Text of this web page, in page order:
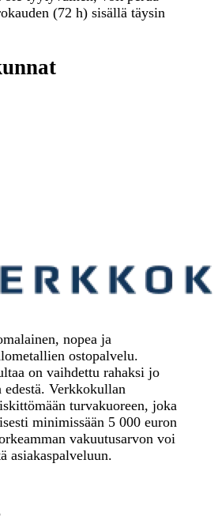
(72 h) sisällä täysin
nopea ja
ostopalvelu.
on vaihdettu rahaksi jo
Verkkokullan
turvakuoreen, joka
minimissään 5 000 euron
vakuutusarvon voi
asiakaspalveluun.